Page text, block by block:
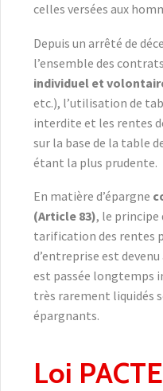
celles versées aux
Depuis un arrêté de
l’ensemble des
individuel et
etc.), l’utilisation de
interdite et les rentes
sur la base de la table
étant la plus prudente.
En matière d’épargne
(Article 83), le principe
tarification des rentes
d’entreprise est
est passée longtemps
très rarement liquidés
épargnants.
Loi